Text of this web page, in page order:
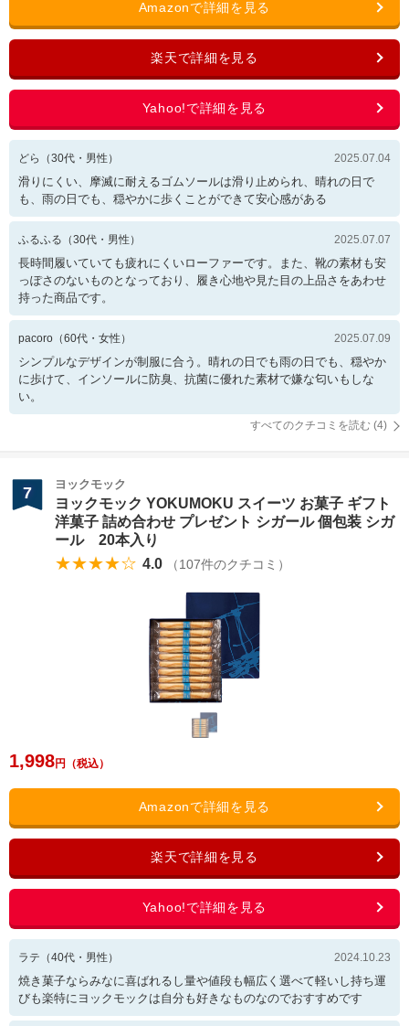
どら （30代・ 男性 ） 2025.07.04
滑りにくい、摩滅に耐えるゴムソールは滑り止められ、晴れの日で
も、雨の日でも、穏やかに歩くことができて安心感がある
ふるふる （30代・ 男性 ） 2025.07.07
長時間履いていても疲れにくいローファーです。また、靴の素材も安
っぽさのないものとなっており、履き心地や見た目の上品さをあわせ
持った商品です。
pacoro （60代・ 女性 ） 2025.07.09
シンプルなデザインが制服に合う。晴れの日でも雨の日でも、穏やか
に歩けて、インソールに防臭、抗菌に優れた素材で嫌な匂いもしな
い。
すべてのクチコミを読む (4)
7 ヨックモック
ヨックモック YOKUMOKU スイーツ お菓子 ギフト
洋菓子 詰め合わせ プレゼント シガール 個包装 シガ
ール 20本入り
★★★★☆ 4.0 （107件のクチコミ）
1,998
ラテ （40代・ 男性 ） 2024.10.23
焼き菓子ならみなに喜ばれるし量や値段も幅広く選べて軽いし持ち運
びも楽特にヨックモックは自分も好きなものなのでおすすめです